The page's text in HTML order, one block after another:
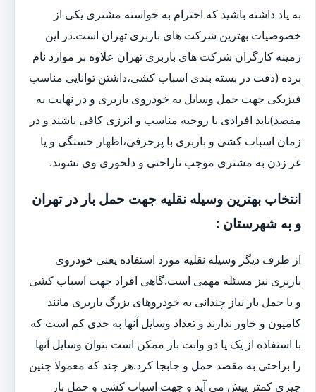
به یاد داشته باشید که احترام به خواسته مشتری یکی از
خصوصیات بهترین شرکت های باربری تهران است.در این
زمینه کارگران شرکت های باربری تهران علاوه بر موارد نام
برده (دقت در بسته بندی اسباب کشی،داشتن توانایی مناسب
فیزیکی جهت حمل وسایل به خودروی باربری و در نهایت به
مقصد)باید افرادی با روحیه مناسب و انرژی کافی باشند و در
زمان اسباب کشی و باربری با پرحرفی،اظهار خستگی و یا
غر زدن به مشتری موجب ناراحتی و دلخوری وی نشوند.
انتخاب بهترین وسیله نقلیه جهت حمل بار در تهران
و به شهرستان :
از طرف دیگر وسیله نقلیه مورد استفاده یعنی خودروی
باربری نیز مسئله مهمی است.گاهی افراد جهت اسباب کشی
و یا حمل بار نیاز چندانی به خودروهای بزرگ باربری مانند
کامیون و خاور ندارند و تعداد وسایل آنها به حدی کم است که
با استفاده از یک یا دو وانت بار ممکن است بتوان وسایل آنها
را براحتی به مقصد حمل و جابجا کرد.هر چند که معمولا چنین
چیزی کمتر پیش می آید و جهت اسباب کشی و حمل بار